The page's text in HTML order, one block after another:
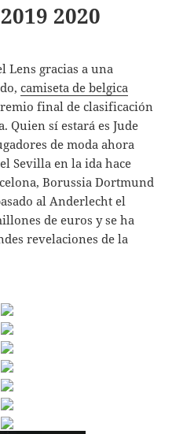
2020
Lens gracias a una
camiseta de belgica
final de clasificación
Quien sí estará es Jude
de moda ahora
Sevilla en la ida hace
Borussia Dortmund
al Anderlecht el
de euros y se ha
revelaciones de la